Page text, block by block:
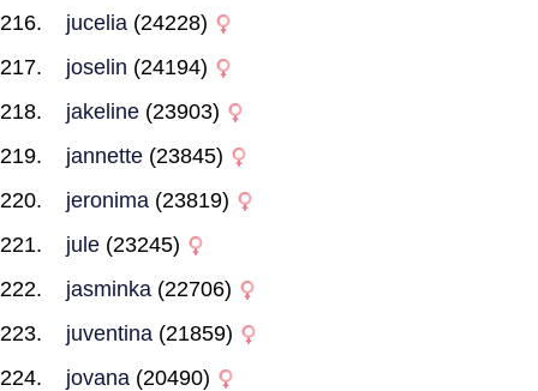
jucelia (24228)
joselin (24194)
jakeline (23903)
jannette (23845)
jeronima (23819)
jule (23245)
jasminka (22706)
juventina (21859)
jovana (20490)